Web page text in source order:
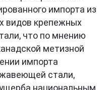
импорта из
видов крепежных
что по мнению
метизной
импорта
стали,
национальным